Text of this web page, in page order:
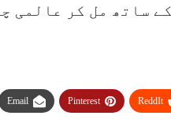
ساتھ مل کر عالمی
ReddIt
Pinterest
Email